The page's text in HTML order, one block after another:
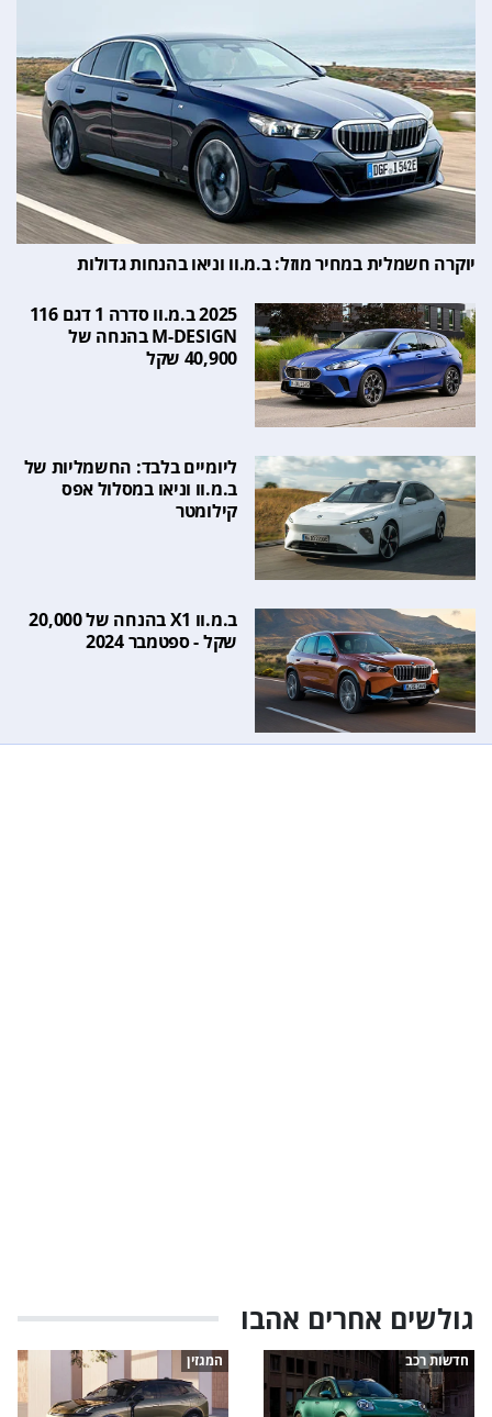
יוקרה חשמלית במחיר מוזל: ב.מ.וו וניאו בהנחות גדולות
2025 ב.מ.וו סדרה 1 דגם 116
M-DESIGN בהנחה של
40,900 שקל
ליומיים בלבד: החשמליות של
ב.מ.וו וניאו במסלול אפס
קילומטר
ב.מ.וו X1 בהנחה של 20,000
שקל - ספטמבר 2024
גולשים אחרים אהבו
חדשות רכב המגזין